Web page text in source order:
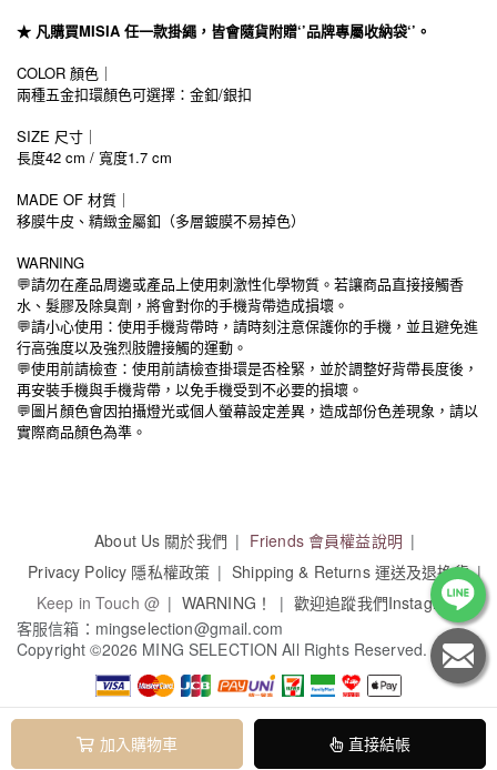
加入購物車 直接結帳
★ 凡購買MISIA 任一款掛繩，皆會隨貨附贈‘’品牌專屬收納袋‘’。
COLOR 顏色｜
兩種五金扣環顏色可選擇：金釦/銀扣
SIZE 尺寸｜
長度42 cm / 寬度1.7 cm
MADE OF 材質｜
移膜牛皮、精緻金屬釦（多層鍍膜不易掉色）
WARNING
💬請勿在產品周邊或產品上使用刺激性化學物質。若讓商品直接接觸香
水、髮膠及除臭劑，將會對你的手機背帶造成損壞。
💬請小心使用：使用手機背帶時，請時刻注意保護你的手機，並且避免進
行高強度以及強烈肢體接觸的運動。
💬使用前請檢查：使用前請檢查掛環是否栓緊，並於調整好背帶長度後，
再安裝手機與手機背帶，以免手機受到不必要的損壞。
💬 圖片顏色會因拍攝燈光或個人螢幕設定差異，造成部份色差現象，請以
實際商品顏色為準。
About Us 關於我們
Friends 會員權益說明
Privacy Policy 隱私權政策
Shipping & Returns 運送及退換貨
Keep in Touch @
WARNING！
歡迎追蹤我們Instagram
客服信箱：mingselection@gmail.com
Copyright©2026 MING SELECTION All Rights Reserved.
名佘有限公司 / 94266636
本系統由 維護